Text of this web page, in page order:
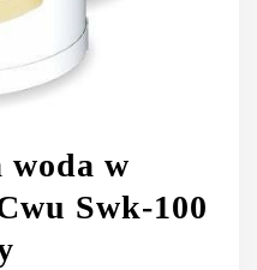
woda w
Swk-100